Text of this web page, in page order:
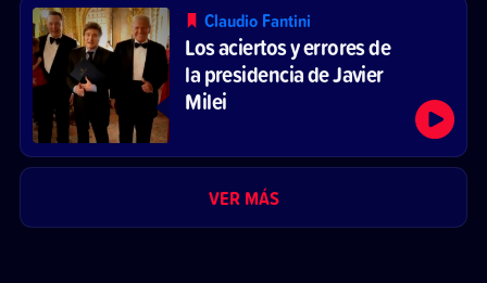
Claudio Fantini
Los aciertos y errores de
la presidencia de Javier
Milei
VER MÁS